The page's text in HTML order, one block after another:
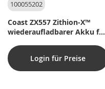
100055202
Coast ZX557 Zithion-X™
wiederaufladbarer Akku für
Login für Preise